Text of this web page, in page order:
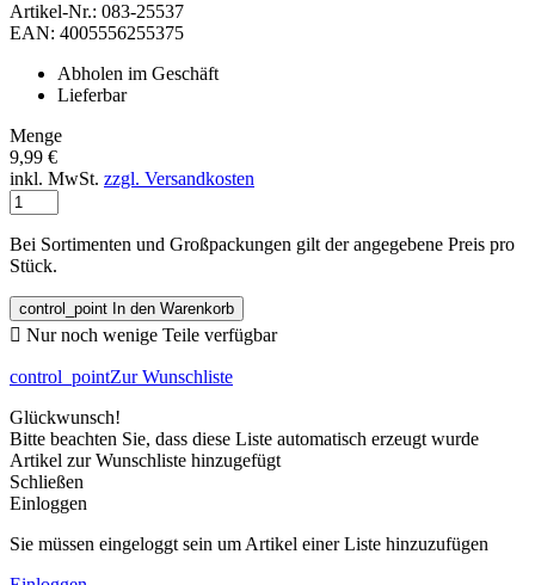
Artikel-Nr.: 083-25537
EAN: 4005556255375
Abholen im Geschäft
Lieferbar
Menge
9,99 €
inkl. MwSt. zzgl. Versandkosten
Bei Sortimenten und Großpackungen gilt der angegebene Preis pro
Stück.
control_point In den Warenkorb
 Nur noch wenige Teile verfügbar
control_pointZur Wunschliste
Glückwunsch!
Bitte beachten Sie, dass diese Liste automatisch erzeugt wurde
Artikel zur Wunschliste hinzugefügt
Schließen
Einloggen
Sie müssen eingeloggt sein um Artikel einer Liste hinzuzufügen